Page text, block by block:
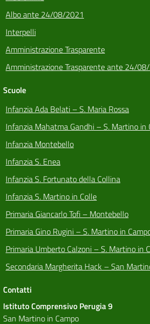
Albo ante 24/08/2021
Interpelli
Amministrazione Trasparente
Amministrazione Trasparente ante 24/
Scuole
Infanzia Ada Belati – S. Maria Rossa
Infanzia Mahatma Gandhi – S. Martino in
Infanzia Montebello
Infanzia S. Enea
Infanzia S. Fortunato della Collina
Infanzia S. Martino in Colle
Primaria Giancarlo Tofi – Montebello
Primaria Gino Rugini – S. Martino in
Primaria Umberto Calzoni – S. Martino in
Secondaria Margherita Hack – San
Contatti
Istituto Comprensivo Perugia 9
San Martino in Campo